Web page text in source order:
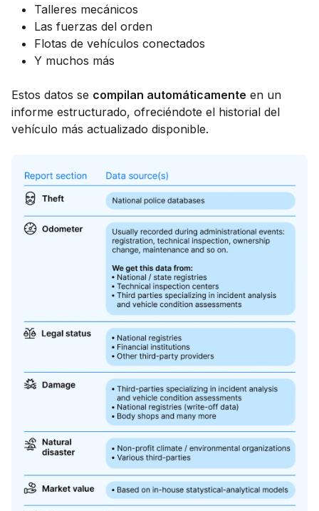
Talleres mecánicos
Las fuerzas del orden
Flotas de vehículos conectados
Y muchos más
Estos datos se compilan automáticamente en un
informe estructurado, ofreciéndote el historial del
vehículo más actualizado disponible.